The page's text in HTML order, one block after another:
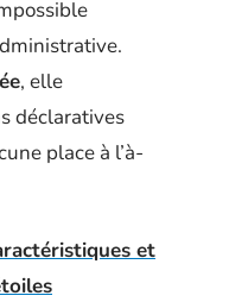
, elle
déclaratives
place à l’à-
et